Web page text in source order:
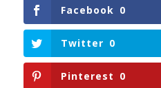
Facebook 0
Twitter 0
Pinterest 0